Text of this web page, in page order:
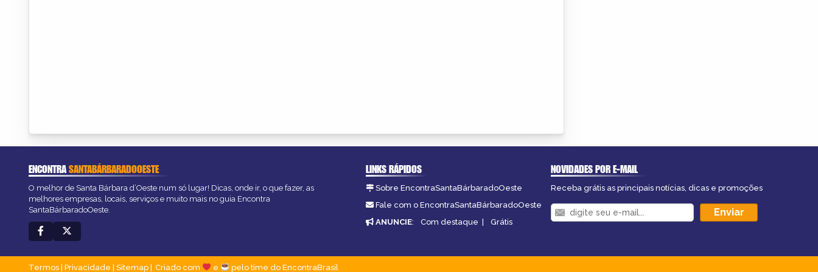
ENCONTRASANTABÁRBARADOOESTE
O melhor de Santa Bárbara d’Oeste num só lugar! Dicas, onde ir, o que fazer, as
melhores empresas, locais, serviços e muito mais no guia Encontra
SantaBárbaradoOeste.
LINKS RÁPIDOS
Sobre EncontraSantaBárbaradoOeste
Fale com o EncontraSantaBárbaradoOeste
ANUNCIE: Com destaque | Grátis
NOVIDADES POR E-MAIL
Receba grátis as principais notícias, dicas e promoções
Termos | Privacidade | Sitemap Criado com e pelo time do EncontraBrasil